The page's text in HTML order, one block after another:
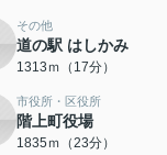
その他
道の駅 はしかみ
1313ｍ（17分）
市役所・区役所
階上町役場
1835ｍ（23分）